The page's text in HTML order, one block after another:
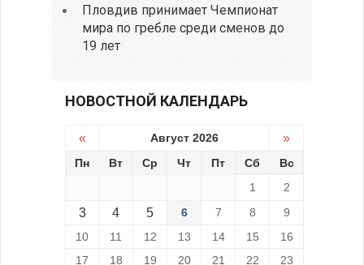
Пловдив принимает Чемпионат
мира по гребле среди сменов до
19 лет
НОВОСТНОЙ КАЛЕНДАРЬ
« Август 2026 »
Пн Вт Ср Чт Пт Сб
Вс
1
2
3 4 5 6 7 8
9
10
11 12 13 14 15
16
17
18 19 20 21 22 23